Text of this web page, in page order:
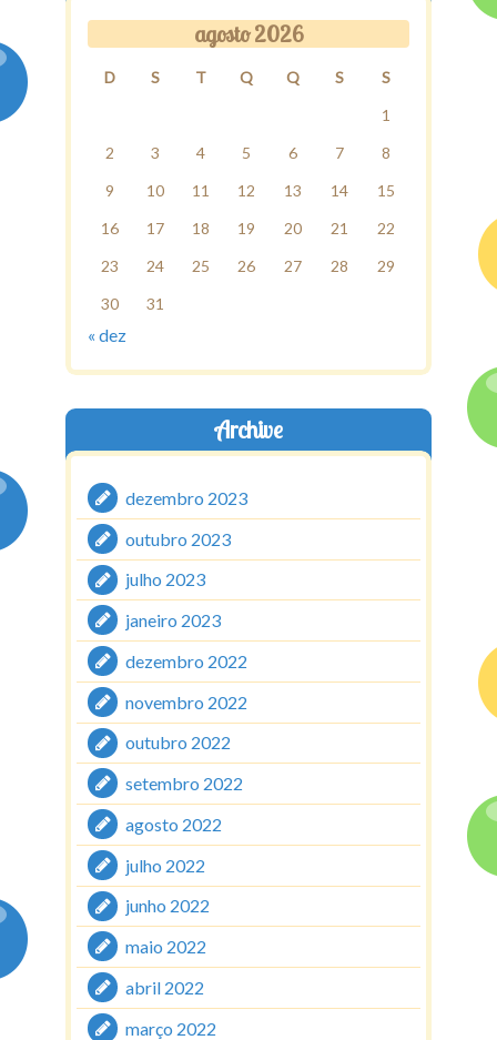
agosto 2026
D S T Q Q S
S
1
2
3 4 5 6 7
8
9
10 11 12 13 14
15
16
17 18 19 20 21
22
23
24 25 26 27 28
29
30
31
« dez
Archive
dezembro 2023
outubro 2023
julho 2023
janeiro 2023
dezembro 2022
novembro 2022
outubro 2022
setembro 2022
agosto 2022
julho 2022
junho 2022
maio 2022
abril 2022
março 2022